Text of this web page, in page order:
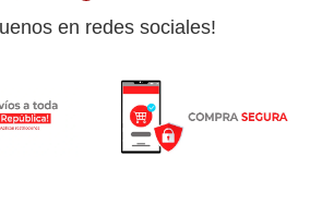
en redes sociales!